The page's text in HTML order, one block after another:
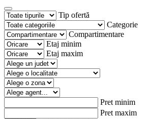
Tip ofertă
Categorie
Compartimentare
Etaj minim
Etaj maxim
Pret minim
Pret maxim